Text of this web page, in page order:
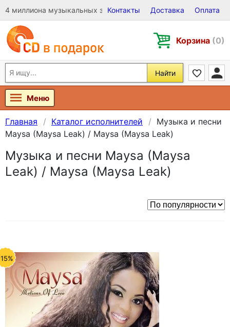
4 миллиона музыкальных записей на Виниле, CD и DVD
Контакты Доставка Оплата
Корзина (0)
Найти
Меню
Главная Каталог исполнителей
Музыка и песни
Maysa (Maysa Leak) / Maysa (Maysa Leak)
Музыка и песни Maysa (Maysa
Leak) / Maysa (Maysa Leak)